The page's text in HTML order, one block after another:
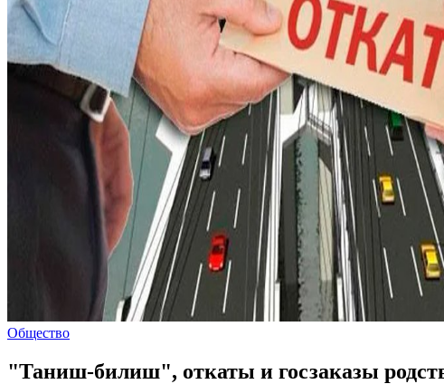
Общество
"Таниш-билиш", откаты и госзаказы